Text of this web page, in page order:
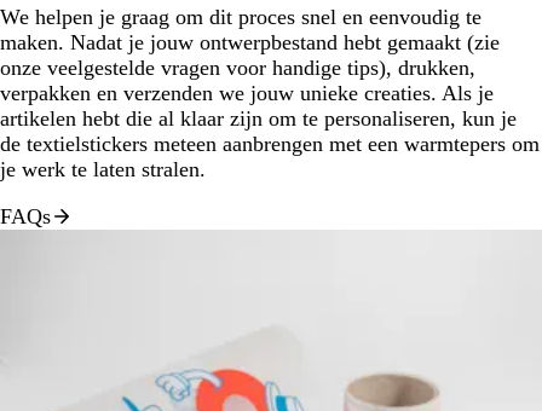
We helpen je graag om dit proces snel en eenvoudig te
maken. Nadat je jouw ontwerpbestand hebt gemaakt (zie
onze veelgestelde vragen voor handige tips), drukken,
verpakken en verzenden we jouw unieke creaties. Als je
artikelen hebt die al klaar zijn om te personaliseren, kun je
de textielstickers meteen aanbrengen met een warmtepers om
je werk te laten stralen.
FAQs